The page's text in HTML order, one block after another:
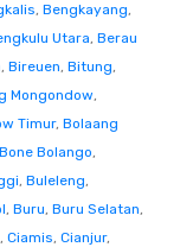
, Bengkayang,
Utara, Berau
, Bireuen, Bitung,
Mongondow,
Timur, Bolaang
Bone Bolango,
, Buleleng,
, Buru, Buru Selatan,
, Ciamis, Cianjur,